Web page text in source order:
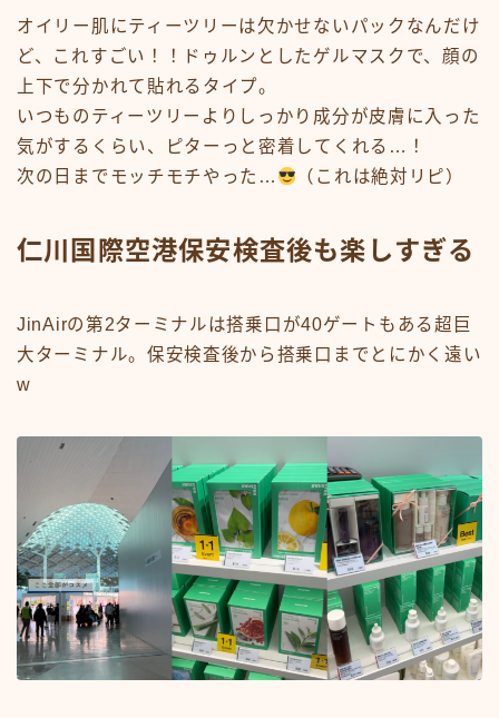
オイリー肌にティーツリーは欠かせないパックなんだけ
ど、これすごい！！ドゥルンとしたゲルマスクで、顔の
上下で分かれて貼れるタイプ。
いつものティーツリーよりしっかり成分が皮膚に入った
気がするくらい、ピターっと密着してくれる…！
次の日までモッチモチやった…
（これは絶対リピ）
仁川国際空港保安検査後も楽しすぎる
JinAirの第2ターミナルは搭乗口が40ゲートもある超巨
大ターミナル。保安検査後から搭乗口までとにかく遠い
w